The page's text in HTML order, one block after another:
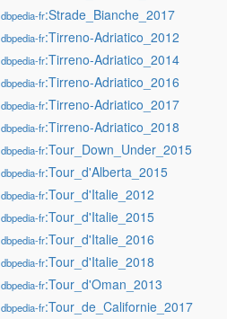
dbpedia-fr:Strade_Bianche_2017
dbpedia-fr:Tirreno-Adriatico_2012
dbpedia-fr:Tirreno-Adriatico_2014
dbpedia-fr:Tirreno-Adriatico_2016
dbpedia-fr:Tirreno-Adriatico_2017
dbpedia-fr:Tirreno-Adriatico_2018
dbpedia-fr:Tour_Down_Under_2015
dbpedia-fr:Tour_d'Alberta_2015
dbpedia-fr:Tour_d'Italie_2012
dbpedia-fr:Tour_d'Italie_2015
dbpedia-fr:Tour_d'Italie_2016
dbpedia-fr:Tour_d'Italie_2018
dbpedia-fr:Tour_d'Oman_2013
dbpedia-fr:Tour_de_Californie_2017